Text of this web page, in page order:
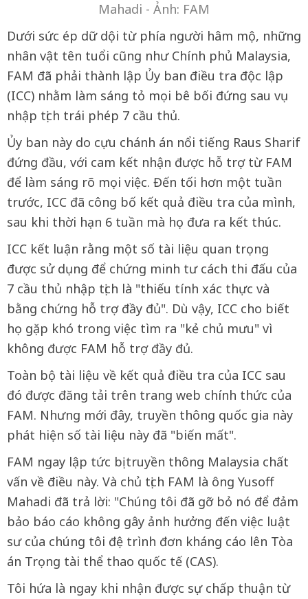
Mahadi - Ảnh: FAM
Dưới sức ép dữ dội từ phía người hâm mộ, những
nhân vật tên tuổi cũng như Chính phủ Malaysia,
FAM đã phải thành lập Ủy ban điều tra độc lập
(ICC) nhằm làm sáng tỏ mọi bê bối đứng sau vụ
nhập tịch trái phép 7 cầu thủ.
Ủy ban này do cựu chánh án nổi tiếng Raus Sharif
đứng đầu, với cam kết nhận được hỗ trợ từ FAM
để làm sáng rõ mọi việc. Đến tối hơn một tuần
trước, ICC đã công bố kết quả điều tra của mình,
sau khi thời hạn 6 tuần mà họ đưa ra kết thúc.
ICC kết luận rằng một số tài liệu quan trọng
được sử dụng để chứng minh tư cách thi đấu của
7 cầu thủ nhập tịch là "thiếu tính xác thực và
bằng chứng hỗ trợ đầy đủ". Dù vậy, ICC cho biết
họ gặp khó trong việc tìm ra "kẻ chủ mưu" vì
không được FAM hỗ trợ đầy đủ.
Toàn bộ tài liệu về kết quả điều tra của ICC sau
đó được đăng tải trên trang web chính thức của
FAM. Nhưng mới đây, truyền thông quốc gia này
phát hiện số tài liệu này đã "biến mất".
FAM ngay lập tức bị truyền thông Malaysia chất
vấn về điều này. Và chủ tịch FAM là ông Yusoff
Mahadi đã trả lời: "Chúng tôi đã gỡ bỏ nó để đảm
bảo báo cáo không gây ảnh hưởng đến việc luật
sư của chúng tôi đệ trình đơn kháng cáo lên Tòa
án Trọng tài thể thao quốc tế (CAS).
Tôi hứa là ngay khi nhận được sự chấp thuận từ